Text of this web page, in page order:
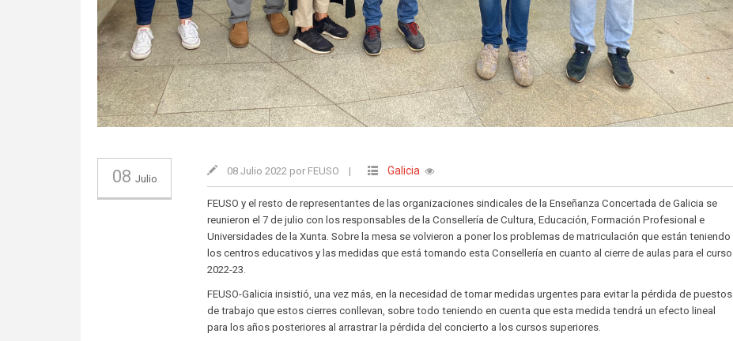
08 Julio
08 Julio 2022 por FEUSO | Galicia
FEUSO y el resto de representantes de las organizaciones sindicales de la Enseñanza Concertada de Galicia se
reunieron el 7 de julio con los responsables de la Consellería de Cultura, Educación, Formación Profesional e
Universidades de la Xunta. Sobre la mesa se volvieron a poner los problemas de matriculación que están teniendo
los centros educativos y las medidas que está tomando esta Consellería en cuanto al cierre de aulas para el curso
2022-23.
FEUSO-Galicia insistió, una vez más, en la necesidad de tomar medidas urgentes para evitar la pérdida de puestos
de trabajo que estos cierres conllevan, sobre todo teniendo en cuenta que esta medida tendrá un efecto lineal
para los años posteriores al arrastrar la pérdida del concierto a los cursos superiores.